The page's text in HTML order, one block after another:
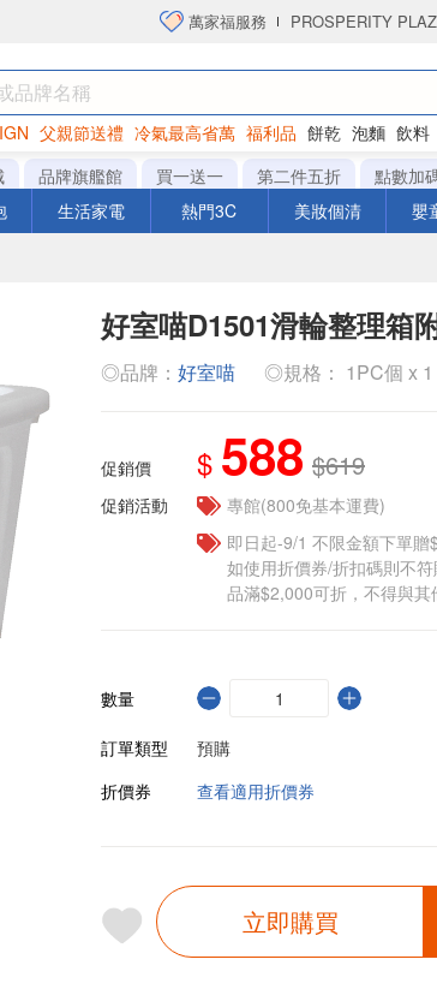
萬家福服務 PROSPERITY
父親節送禮 冷氣最高省萬 福利品 餅乾 泡麵 飲料
洋芋片
品牌旗艦館 買一送一 第二件五折 點數加
生活家電 熱門3C 美妝個清 嬰
好室喵D1501滑輪整理箱
◎品牌： 好室喵 ◎規格： 1PC個 x 1
促銷價 $ 588 $619
促銷活動
專館(800免基本運費)
即日起-9/1 不限金額下單
如使用折價券/折扣碼則不
品滿$2,000可折，不得與
數量
訂單類型
預購
折價券
查看適用折價券
立即購買